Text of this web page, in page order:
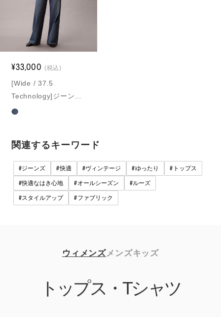
¥33,000 (税込)
[Wide / 37.5
Technology]ジーンズ
(デニムパンツ) - ワイ
関連するキーワード
#ジーンズ #快適 #ヴィンテージ #ゆったり # トップス
#快適なはき心地 #オールシーズン #ルーズ
#スタイルアップ #ファブリック
ウィメンズ
トップス・Tシャツ
メンズキッズ